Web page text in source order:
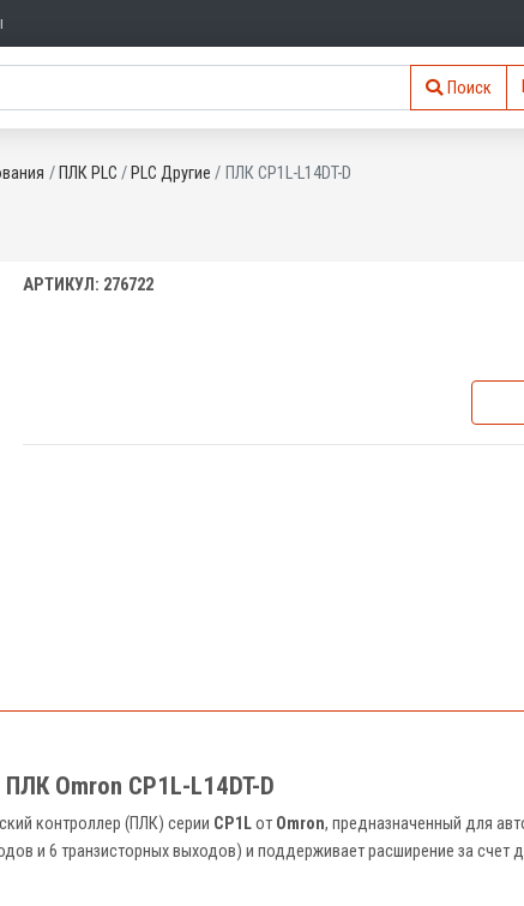
Поиск
ПЛК PLC PLC Другие ПЛК CP1L-L14DT-D
АРТИКУЛ: 276722
Omron CP1L-L14DT-D
контроллер (ПЛК) серии CP1Lот Omron, предназначенный для
и 6 транзисторных выходов) и поддерживает расширение за счет